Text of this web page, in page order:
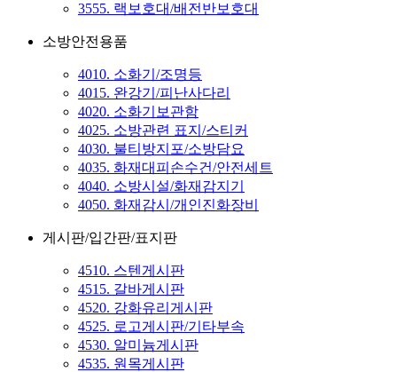
3555. 랙보호대/배전반보호대
소방안전용품
4010. 소화기/조명등
4015. 완강기/피난사다리
4020. 소화기보관함
4025. 소방관련 표지/스티커
4030. 불티방지포/소방담요
4035. 화재대피손수건/안전세트
4040. 소방시설/화재감지기
4050. 화재감시/개인진화장비
게시판/입간판/표지판
4510. 스텐게시판
4515. 갈바게시판
4520. 강화유리게시판
4525. 로고게시판/기타부속
4530. 알미늄게시판
4535. 원목게시판